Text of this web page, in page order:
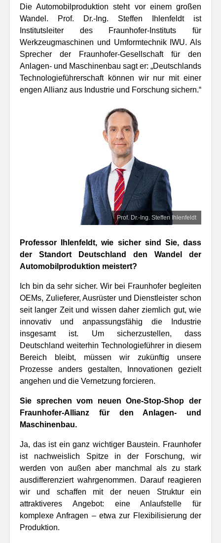
Die Automobilproduktion steht vor einem großen
Wandel. Prof. Dr.-Ing. Steffen Ihlenfeldt ist
Institutsleiter des Fraunhofer-Instituts für
Werkzeugmaschinen und Umformtechnik IWU. Als
Sprecher der Fraunhofer-Gesellschaft für den
Anlagen- und Maschinenbau sagt er: „Deutschlands
Technologieführerschaft können wir nur mit einer
engen Allianz aus Industrie und Forschung sichern.“
Prof. Dr.-Ing. Steffen Ihlenfeldt
Professor Ihlenfeldt, wie sicher sind Sie, dass
der Standort Deutschland den Wandel der
Automobilproduktion meistert?
Ich bin da sehr sicher. Wir bei Fraunhofer begleiten
OEMs, Zulieferer, Ausrüster und Dienstleister schon
seit langer Zeit und wissen daher ziemlich gut, wie
innovativ und anpassungsfähig die Industrie
insgesamt ist. Um sicherzustellen, dass
Deutschland weiterhin Technologieführer in diesem
Bereich bleibt, müssen wir zukünftig unsere
Prozesse anders gestalten, Innovationen gezielt
angehen und die Vernetzung forcieren.
Sie sprechen vom neuen One-Stop-Shop der
Fraunhofer-Allianz für den Anlagen- und
Maschinenbau.
Ja, das ist ein ganz wichtiger Baustein. Fraunhofer
ist nachweislich Spitze in der Forschung, wir
werden von außen aber manchmal als zu stark
ausdifferenziert wahrgenommen. Darauf reagieren
wir und schaffen mit der neuen Struktur ein
attraktiveres Angebot: eine Anlaufstelle für
komplexe Anfragen – etwa zur Flexibilisierung der
Produktion.